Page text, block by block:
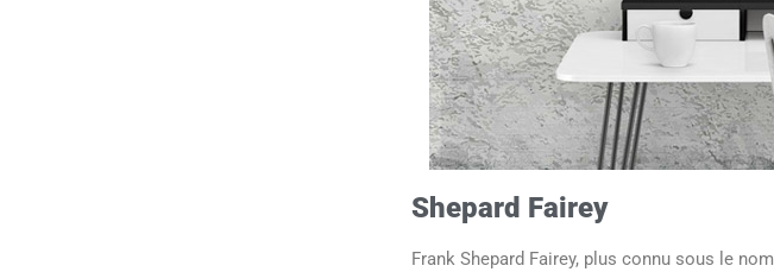
Shepard Fairey
Frank Shepard Fairey, plus connu sous le